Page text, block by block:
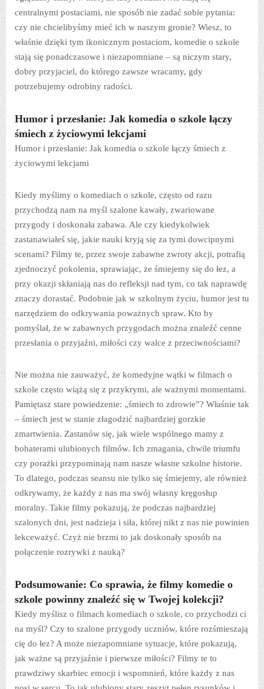
centralnymi postaciami, nie sposób nie zadać sobie pytania:
czy nie chcielibyśmy mieć ich w naszym gronie? Wiesz, to
właśnie dzięki tym ikonicznym postaciom, komedie o szkole
stają się ponadczasowe i niezapomniane – są niczym stary,
dobry przyjaciel, do którego zawsze wracamy, gdy
potrzebujemy odrobiny radości.
Humor i przesłanie: Jak komedia o szkole łączy
śmiech z życiowymi lekcjami
Humor i przesłanie: Jak komedia o szkole łączy śmiech z
życiowymi lekcjami
Kiedy myślimy o komediach o szkole, często od razu
przychodzą nam na myśl szalone kawały, zwariowane
przygody i doskonała zabawa. Ale czy kiedykolwiek
zastanawiałeś się, jakie nauki kryją się za tymi dowcipnymi
scenami? Filmy te, przez swoje zabawne zwroty akcji, potrafią
zjednoczyć pokolenia, sprawiając, że śmiejemy się do łez, a
przy okazji skłaniają nas do refleksji nad tym, co tak naprawdę
znaczy dorastać. Podobnie jak w szkolnym życiu, humor jest tu
narzędziem do odkrywania poważnych spraw. Kto by
pomyślał, że w zabawnych przygodach można znaleźć cenne
przesłania o przyjaźni, miłości czy walce z przeciwnościami?
Nie można nie zauważyć, że komedyjne wątki w filmach o
szkole często wiążą się z przykrymi, ale ważnymi momentami.
Pamiętasz stare powiedzenie: „śmiech to zdrowie”? Właśnie tak
– śmiech jest w stanie złagodzić najbardziej gorzkie
zmartwienia. Zastanów się, jak wiele wspólnego mamy z
bohaterami ulubionych filmów. Ich zmagania, chwile triumfu
czy porażki przypominają nam nasze własne szkolne historie.
To dlatego, podczas seansu nie tylko się śmiejemy, ale również
odkrywamy, że każdy z nas ma swój własny kręgosłup
moralny. Takie filmy pokazują, że podczas najbardziej
szalonych dni, jest nadzieja i siła, której nikt z nas nie powinien
lekceważyć. Czyż nie brzmi to jak doskonały sposób na
połączenie rozrywki z nauką?
Podsumowanie: Co sprawia, że filmy komedie o
szkole powinny znaleźć się w Twojej kolekcji?
Kiedy myślisz o filmach komediach o szkole, co przychodzi ci
na myśl? Czy to szalone przygody uczniów, które rozśmieszają
cię do łez? A może niezapomniane sytuacje, które pokazują,
jak ważne są przyjaźnie i pierwsze miłości? Filmy te to
prawdziwy skarbiec emocji i wspomnień, które każdy z nas